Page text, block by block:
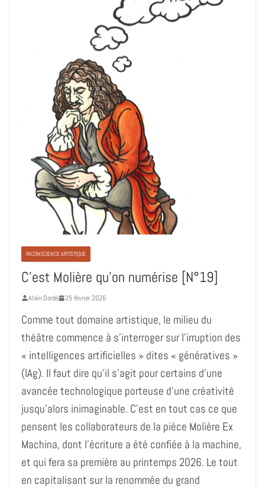
INCONSCIENCE ARTISTIQUE
C’est Molière qu’on numérise [N°19]
Alain Dordé 25 février 2026
Comme tout domaine artistique, le milieu du
théâtre commence à s’interroger sur l’irruption des
« intelligences artificielles » dites « génératives »
(IAg). Il faut dire qu’il s’agit pour certains d’une
avancée technologique porteuse d’une créativité
jusqu’alors inimaginable. C’est en tout cas ce que
pensent les collaborateurs de la pièce Molière Ex
Machina, dont l’écriture a été confiée à la machine,
et qui fera sa première au printemps 2026. Le tout
en capitalisant sur la renommée du grand